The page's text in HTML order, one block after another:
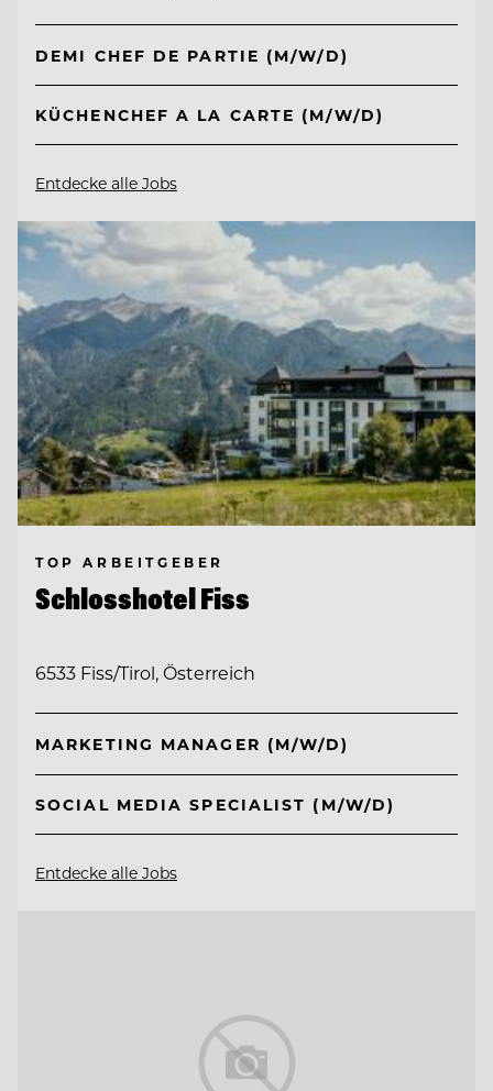
DEMI CHEF DE PARTIE (M/W/D)
KÜCHENCHEF A LA CARTE (M/W/D)
Entdecke alle Jobs
TOP ARBEITGEBER
Schlosshotel Fiss
6533 Fiss/Tirol, Österreich
MARKETING MANAGER (M/W/D)
SOCIAL MEDIA SPECIALIST (M/W/D)
Entdecke alle Jobs